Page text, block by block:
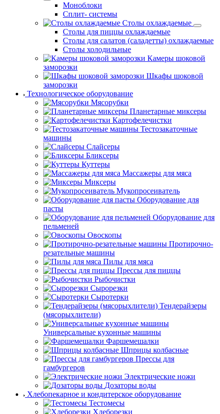
Моноблоки
Сплит- системы
Столы охлаждаемые
Столы для пиццы охлаждаемые
Столы для салатов (саладетты) охлаждаемые
Столы холодильные
Камеры шоковой
заморозки
Шкафы шоковой
заморозки
Технологическое оборудование
Мясорубки
Планетарные миксеры
Картофелечистки
Тестозакаточные
машины
Слайсеры
Бликсеры
Куттеры
Массажеры для мяса
Миксеры
Мукопросеиватель
Оборудование для
пасты
Оборудование для
пельменей
Овоскопы
Протирочно-
резательные машины
Пилы для мяса
Прессы для пиццы
Рыбочистки
Сырорезки
Сыротерки
Тендерайзеры
(мясорыхлители)
Универсальные кухонные машины
Фаршемешалки
Шприцы колбасные
Прессы для
гамбургеров
Электрические ножи
Дозаторы воды
Хлебопекарное и кондитерское оборудование
Тестомесы
Хлеборезки